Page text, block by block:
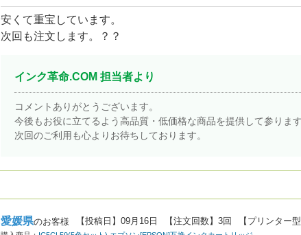
安くて重宝しています。
次回も注文します。？？
インク革命.COM 担当者より
コメントありがとうございます。
今後もお役に立てるよう高品質・低価格な商品を提供して参ります
次回のご利用も心よりお待ちしております。
愛媛県のお客様 【投稿日】 09月16日 【注文回数】 3回 【プリンター型